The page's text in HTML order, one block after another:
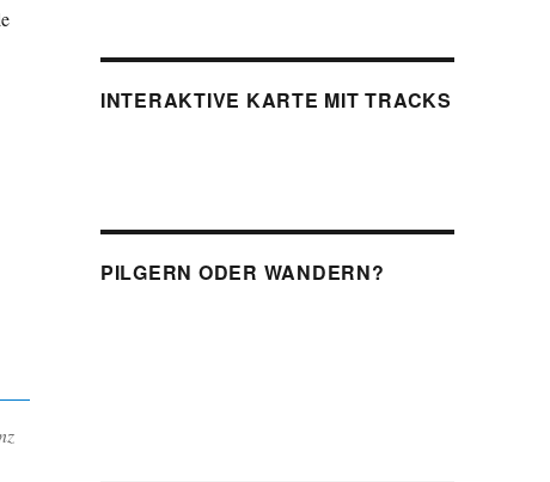
INTERAKTIVE KARTE MIT TRACKS
PILGERN ODER WANDERN?